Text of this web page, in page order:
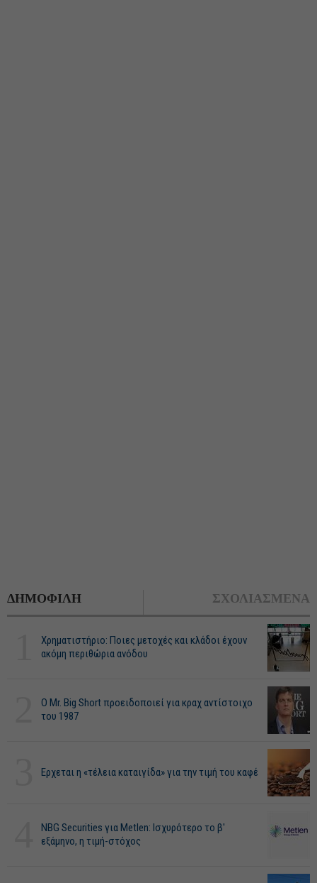
ΔΗΜΟΦΙΛΗ ΣΧΟΛΙΑΣΜΕΝΑ
Χρηματιστήριο: Ποιες μετοχές και κλάδοι έχουν
ακόμη περιθώρια ανόδου
O Mr. Big Short προειδοποιεί για κραχ αντίστοιχο
του 1987
Ερχεται η «τέλεια καταιγίδα» για την τιμή του καφέ
NBG Securities για Metlen: Ισχυρότερο το β'
εξάμηνο, η τιμή-στόχος